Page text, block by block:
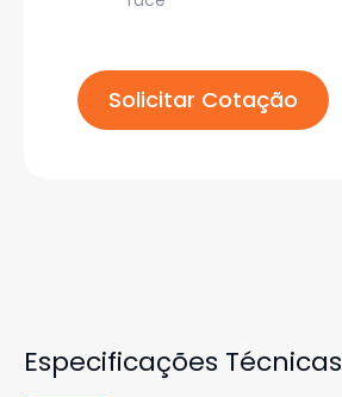
Solicitar Cotação
Especificações Técnicas